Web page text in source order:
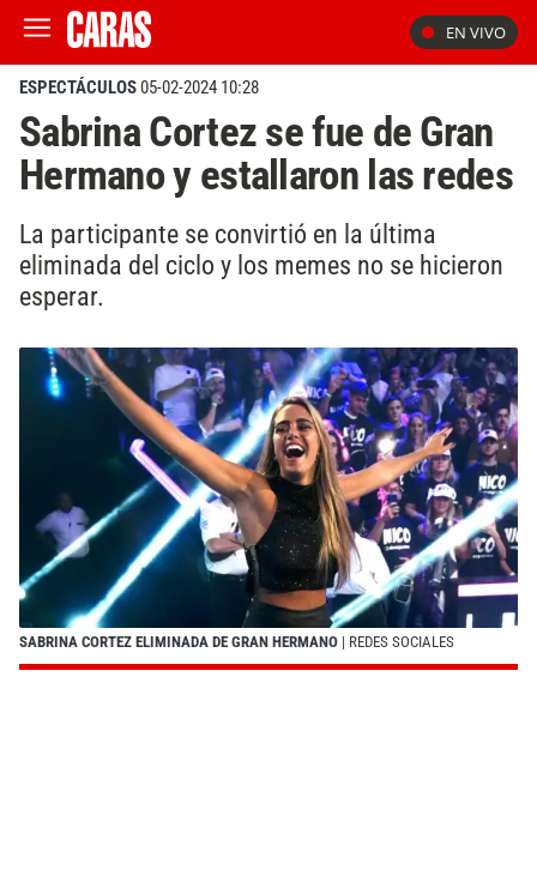
EN VIVO
ESPECTÁCULOS05-02-2024 10:28
Sabrina Cortez se fue de Gran
Hermano y estallaron las redes
La participante se convirtió en la última
eliminada del ciclo y los memes no se hicieron
esperar.
SABRINA CORTEZ ELIMINADA DE GRAN HERMANO | REDES SOCIALES